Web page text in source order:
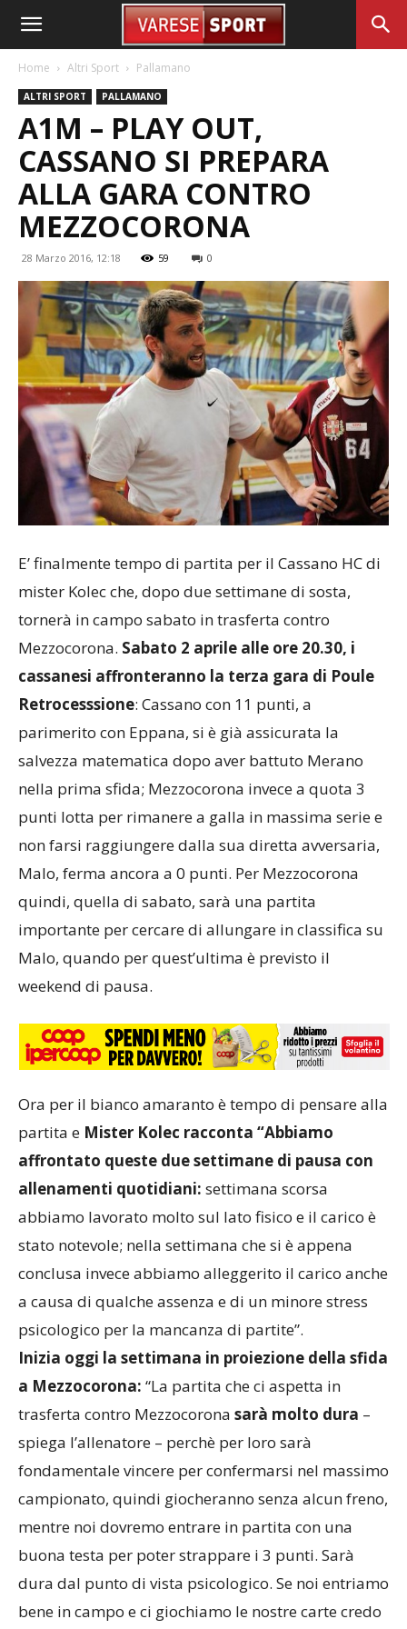
Home Altri Sport Pallamano
ALTRI SPORT PALLAMANO
A1M – PLAY OUT,
CASSANO SI PREPARA
ALLA GARA CONTRO
MEZZOCORONA
28 Marzo 2016, 12:18 59 0
E’ finalmente tempo di partita per il Cassano HC di
mister Kolec che, dopo due settimane di sosta,
tornerà in campo sabato in trasferta contro
Mezzocorona. Sabato 2 aprile alle ore 20.30, i
cassanesi affronteranno la terza gara di Poule
Retrocesssione: Cassano con 11 punti, a
parimerito con Eppana, si è già assicurata la
salvezza matematica dopo aver battuto Merano
nella prima sfida; Mezzocorona invece a quota 3
punti lotta per rimanere a galla in massima serie e
non farsi raggiungere dalla sua diretta avversaria,
Malo, ferma ancora a 0 punti. Per Mezzocorona
quindi, quella di sabato, sarà una partita
importante per cercare di allungare in classifica su
Malo, quando per quest’ultima è previsto il
weekend di pausa.
Ora per il bianco amaranto è tempo di pensare alla
partita e Mister Kolec racconta “Abbiamo
affrontato queste due settimane di pausa con
allenamenti quotidiani: settimana scorsa
abbiamo lavorato molto sul lato fisico e il carico è
stato notevole; nella settimana che si è appena
conclusa invece abbiamo alleggerito il carico anche
a causa di qualche assenza e di un minore stress
psicologico per la mancanza di partite”.
Inizia oggi la settimana in proiezione della sfida
a Mezzocorona: “La partita che ci aspetta in
trasferta contro Mezzocorona sarà molto dura –
spiega l’allenatore – perchè per loro sarà
fondamentale vincere per confermarsi nel massimo
campionato, quindi giocheranno senza alcun freno,
mentre noi dovremo entrare in partita con una
buona testa per poter strappare i 3 punti. Sarà
dura dal punto di vista psicologico. Se noi entriamo
bene in campo e ci giochiamo le nostre carte credo